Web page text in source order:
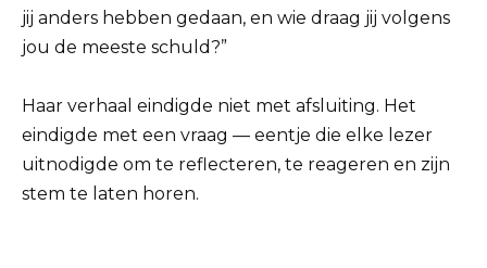
jij anders hebben gedaan, en wie draag jij volgens
jou de meeste schuld?”
Haar verhaal eindigde niet met afsluiting. Het
eindigde met een vraag — eentje die elke lezer
uitnodigde om te reflecteren, te reageren en zijn
stem te laten horen.